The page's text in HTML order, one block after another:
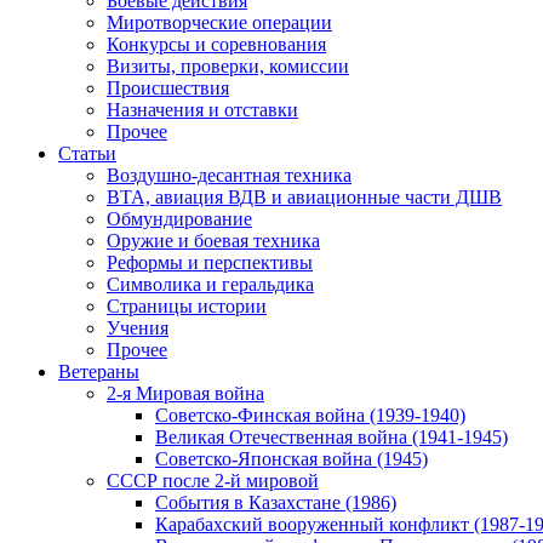
Миротворческие операции
Конкурсы и соревнования
Визиты, проверки, комиссии
Происшествия
Назначения и отставки
Прочее
Статьи
Воздушно-десантная техника
ВТА, авиация ВДВ и авиационные части ДШВ
Обмундирование
Оружие и боевая техника
Реформы и перспективы
Символика и геральдика
Страницы истории
Учения
Прочее
Ветераны
2-я Мировая война
Советско-Финская война (1939-1940)
Великая Отечественная война (1941-1945)
Советско-Японская война (1945)
СССР после 2-й мировой
События в Казахстане (1986)
Карабахский вооруженный конфликт (1987-